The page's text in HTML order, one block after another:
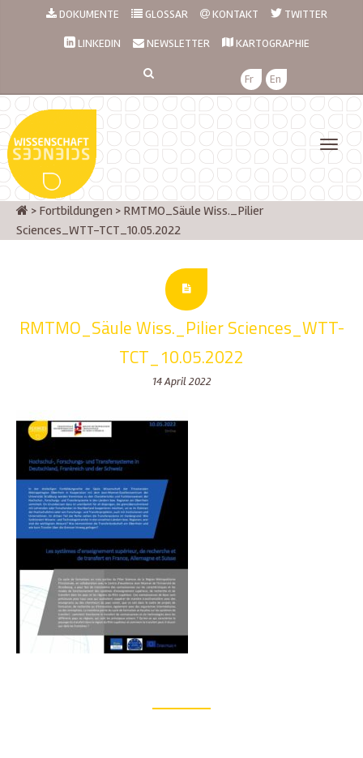
DOKUMENTE GLOSSAR KONTAKT TWITTER
LINKEDIN NEWSLETTER KARTOGRAPHIE
Fr En
> Fortbildungen > RMTMO_Säule Wiss._Pilier
Sciences_WTT-TCT_10.05.2022
RMTMO_Säule Wiss._Pilier Sciences_WTT-
TCT_10.05.2022
14 April 2022